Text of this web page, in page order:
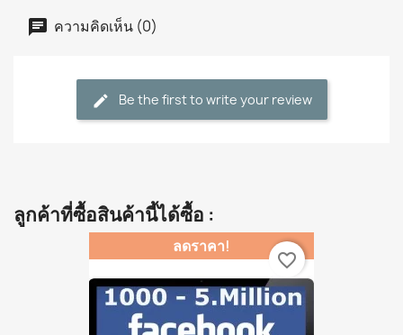
ความคิดเห็น (0)
Be the first to write your review
ลูกค้าที่ซื้อสินค้านี้ได้ซื้อ :
ลดราคา!
favorite_border